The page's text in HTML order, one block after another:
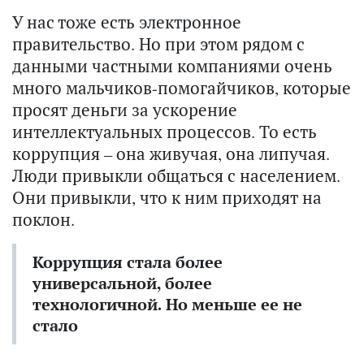
У нас тоже есть электронное
правительство. Но при этом рядом с
данными частными компаниями очень
много мальчиков-помогайчиков, которые
просят деньги за ускорение
интеллектуальных процессов. То есть
коррупция – она живучая, она липучая.
Люди привыкли общаться с населением.
Они привыкли, что к ним приходят на
поклон.
Коррупция стала более
универсальной, более
технологичной. Но меньше ее не
стало